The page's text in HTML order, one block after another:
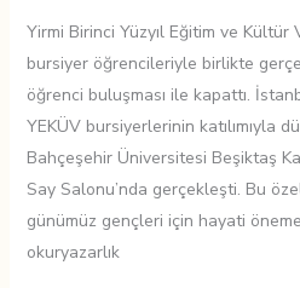
Yirmi Birinci Yüzyıl Eğitim ve Kültür
bursiyer öğrencileriyle birlikte
öğrenci buluşması ile kapattı.
YEKÜV bursiyerlerinin katılımıyla
Bahçeşehir Üniversitesi Beşiktaş
Say Salonu’nda gerçekleşti. Bu
günümüz gençleri için hayati
okuryazarlık